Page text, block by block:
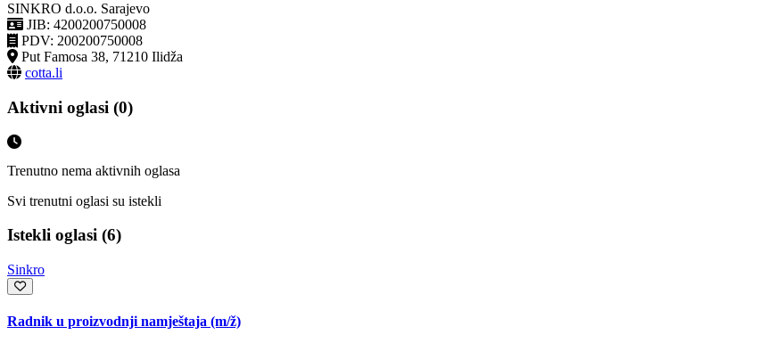
SINKRO d.o.o. Sarajevo
JIB: 4200200750008
PDV: 200200750008
Put Famosa 38, 71210 Ilidža
cotta.li
Aktivni oglasi (0)
Trenutno nema aktivnih oglasa
Svi trenutni oglasi su istekli
Istekli oglasi (6)
Sinkro
Radnik u proizvodnji namještaja (m/ž)